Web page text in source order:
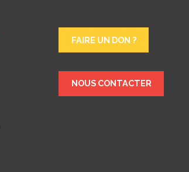
FAIRE UN DON ?
NOUS CONTACTER